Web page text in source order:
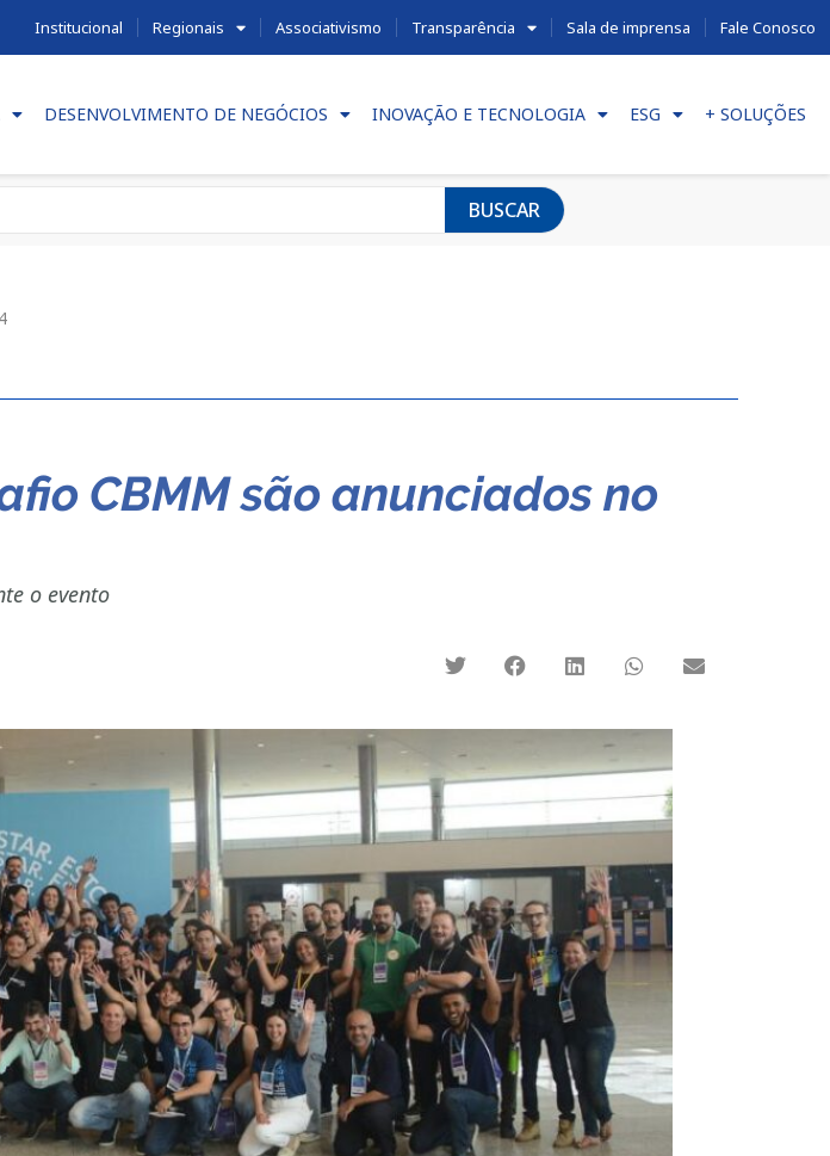
Institucional Regionais Associativismo Transparência Sala de imprensa Fale Conosco
DESENVOLVIMENTO DE NEGÓCIOS INOVAÇÃO E TECNOLOGIA ESG + SOLUÇÕES
BUSCAR
CBMM são anunciados no
o evento